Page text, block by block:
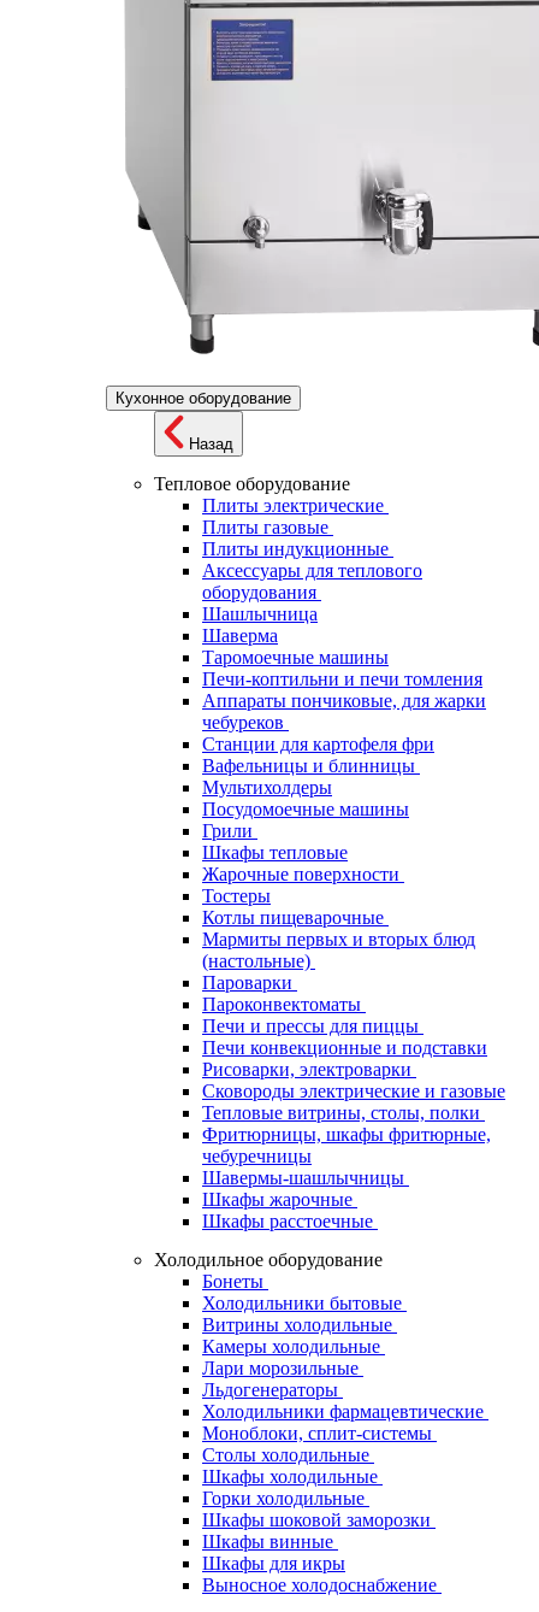
Кухонное оборудование
Назад
Тепловое оборудование
Плиты электрические
Плиты газовые
Плиты индукционные
Аксессуары для теплового
оборудования
Шашлычница
Шаверма
Таромоечные машины
Печи-коптильни и печи томления
Аппараты пончиковые, для жарки
чебуреков
Станции для картофеля фри
Вафельницы и блинницы
Мультихолдеры
Посудомоечные машины
Грили
Шкафы тепловые
Жарочные поверхности
Тостеры
Котлы пищеварочные
Мармиты первых и вторых блюд
(настольные)
Пароварки
Пароконвектоматы
Печи и прессы для пиццы
Печи конвекционные и подставки
Рисоварки, электроварки
Сковороды электрические и газовые
Тепловые витрины, столы, полки
Фритюрницы, шкафы фритюрные,
чебуречницы
Шавермы-шашлычницы
Шкафы жарочные
Шкафы расстоечные
Холодильное оборудование
Бонеты
Холодильники бытовые
Витрины холодильные
Камеры холодильные
Лари морозильные
Льдогенераторы
Холодильники фармацевтические
Моноблоки, сплит-системы
Столы холодильные
Шкафы холодильные
Горки холодильные
Шкафы шоковой заморозки
Шкафы винные
Шкафы для икры
Выносное холодоснабжение